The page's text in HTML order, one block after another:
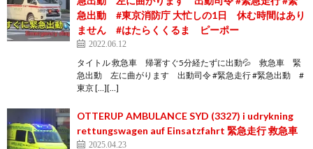
急出動 #東京消防庁 大忙しの1日 休む時間はあり
ません #はたらくくるま ピーポー
2022.06.12
タイトル 救急車 帰署すぐ5分経たずに出動💦 救急車 緊
急出動 左に曲がります 出動司令 #緊急走行 #緊急出動 #
東京 […][…]
OTTERUP AMBULANCE SYD (3327) i udrykning
rettungswagen auf Einsatzfahrt 緊急走行 救急車
2025.04.23